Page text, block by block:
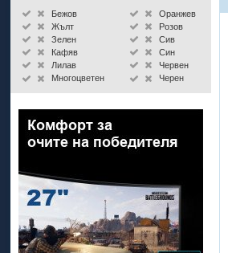
Бежов
Жълт
Зелен
Кафяв
Лилав
Многоцветен
Оранжев
Розов
Сив
Син
Червен
Черен